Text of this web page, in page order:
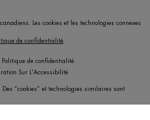
Les cookies et les technologies connexes
de confidentialité.
Politique de confidentialité
Sur L'Accessibilité
“cookies” et technologies similaires sont